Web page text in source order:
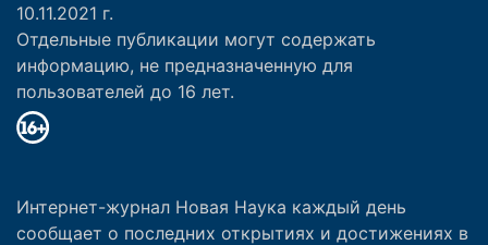
10.11.2021 г.
Отдельные публикации могут содержать
информацию, не предназначенную для
пользователей до 16 лет.
Интернет-журнал Новая Наука каждый день
сообщает о последних открытиях и достижениях в